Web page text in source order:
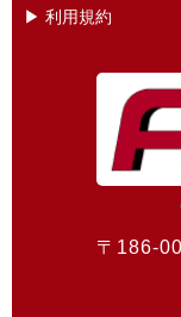
▶ 利用規約
〒186-